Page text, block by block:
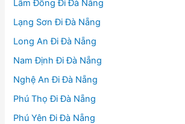
Lâm Đồng Đi Đà Nẵng
Lạng Sơn Đi Đà Nẵng
Long An Đi Đà Nẵng
Nam Định Đi Đà Nẵng
Nghệ An Đi Đà Nẵng
Phú Thọ Đi Đà Nẵng
Phú Yên Đi Đà Nẵng